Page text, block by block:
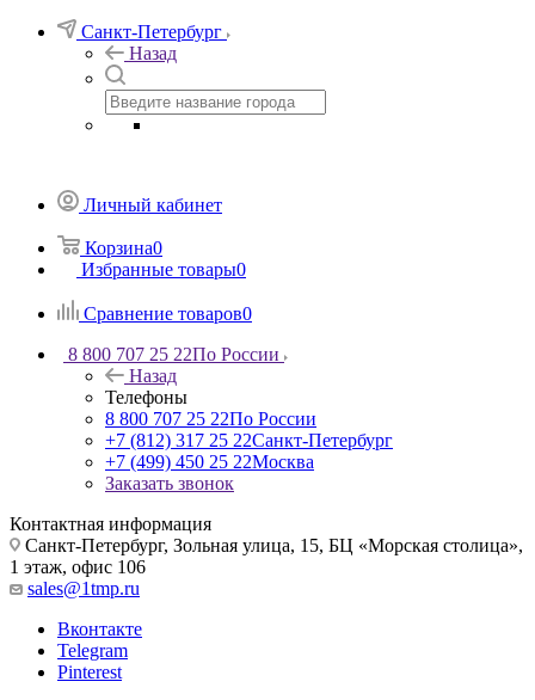
Санкт-Петербург
Назад
Личный кабинет
Корзина0
Избранные товары0
Сравнение товаров0
8 800 707 25 22По России
Назад
Телефоны
8 800 707 25 22По России
+7 (812) 317 25 22Санкт-Петербург
+7 (499) 450 25 22Москва
Заказать звонок
Контактная информация
Санкт-Петербург, Зольная улица, 15, БЦ «Морская столица»,
1 этаж, офис 106
sales@1tmp.ru
Вконтакте
Telegram
Pinterest